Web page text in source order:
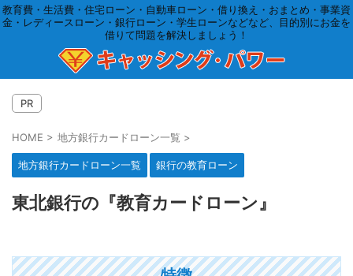
教育費・生活費・住宅ローン・自動車ローン・借り換え・おまとめ・事業資
金・レディースローン・銀行ローン・学生ローンなどなど、目的別にお金を
借りて問題を解決しましょう！
PR
HOME > 地方銀行カードローン一覧 >
地方銀行カードローン一覧 銀行の教育ローン
東北銀行の『教育カードローン』